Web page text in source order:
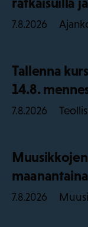
7.8.2026
Tallenna
14.8.
7.8.2026
7.8.2026